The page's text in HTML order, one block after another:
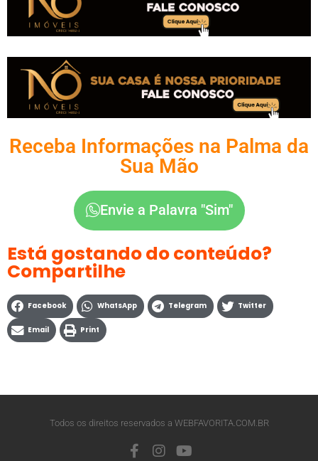
Receba Informações na Palma da
Sua Mão
Envie a Palavra "Sim"
Está gostando do conteúdo?
Compartilhe
Facebook WhatsApp Telegram Twitter
Email Print
Todos os direitos reservados a WEBFAVORITA.COM.BR